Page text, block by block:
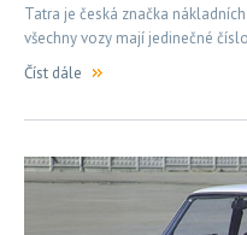
Tatra je česká značka
všechny vozy mají jedinečné
Číst dále